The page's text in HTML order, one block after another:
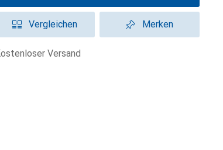
Vergleichen Merken
kostenloser Versand